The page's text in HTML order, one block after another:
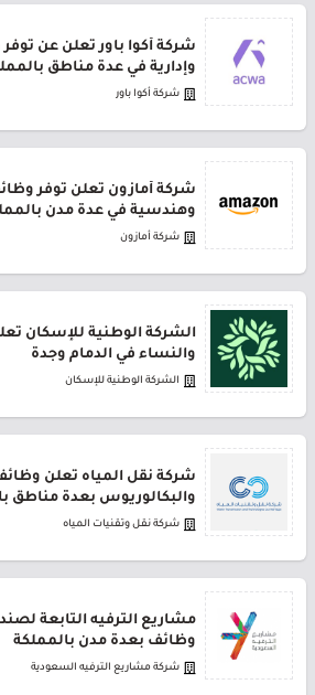
شركة أكوا باور تعلن عن
وإدارية في عدة مناطق
شركة أكوا باور
شركة أمازون تعلن توفر
وهندسية في عدة مدن
شركة أمازون
الشركة الوطنية للإسكان
والنساء في الدمام وجدة
الشركة الوطنية للإسكان
شركة نقل المياه تعلن
والبكالوريوس بعدة مناطق
شركة نقل وتقنيات المياه
مشاريع الترفيه التابعة
وظائف بعدة مدن بالمملكة
شركة مشاريع الترفيه السعودية